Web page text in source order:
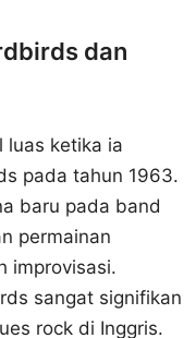
dan
luas ketika ia
pada tahun 1963.
baru pada band
permainan
improvisasi.
sangat signifikan
rock di Inggris.